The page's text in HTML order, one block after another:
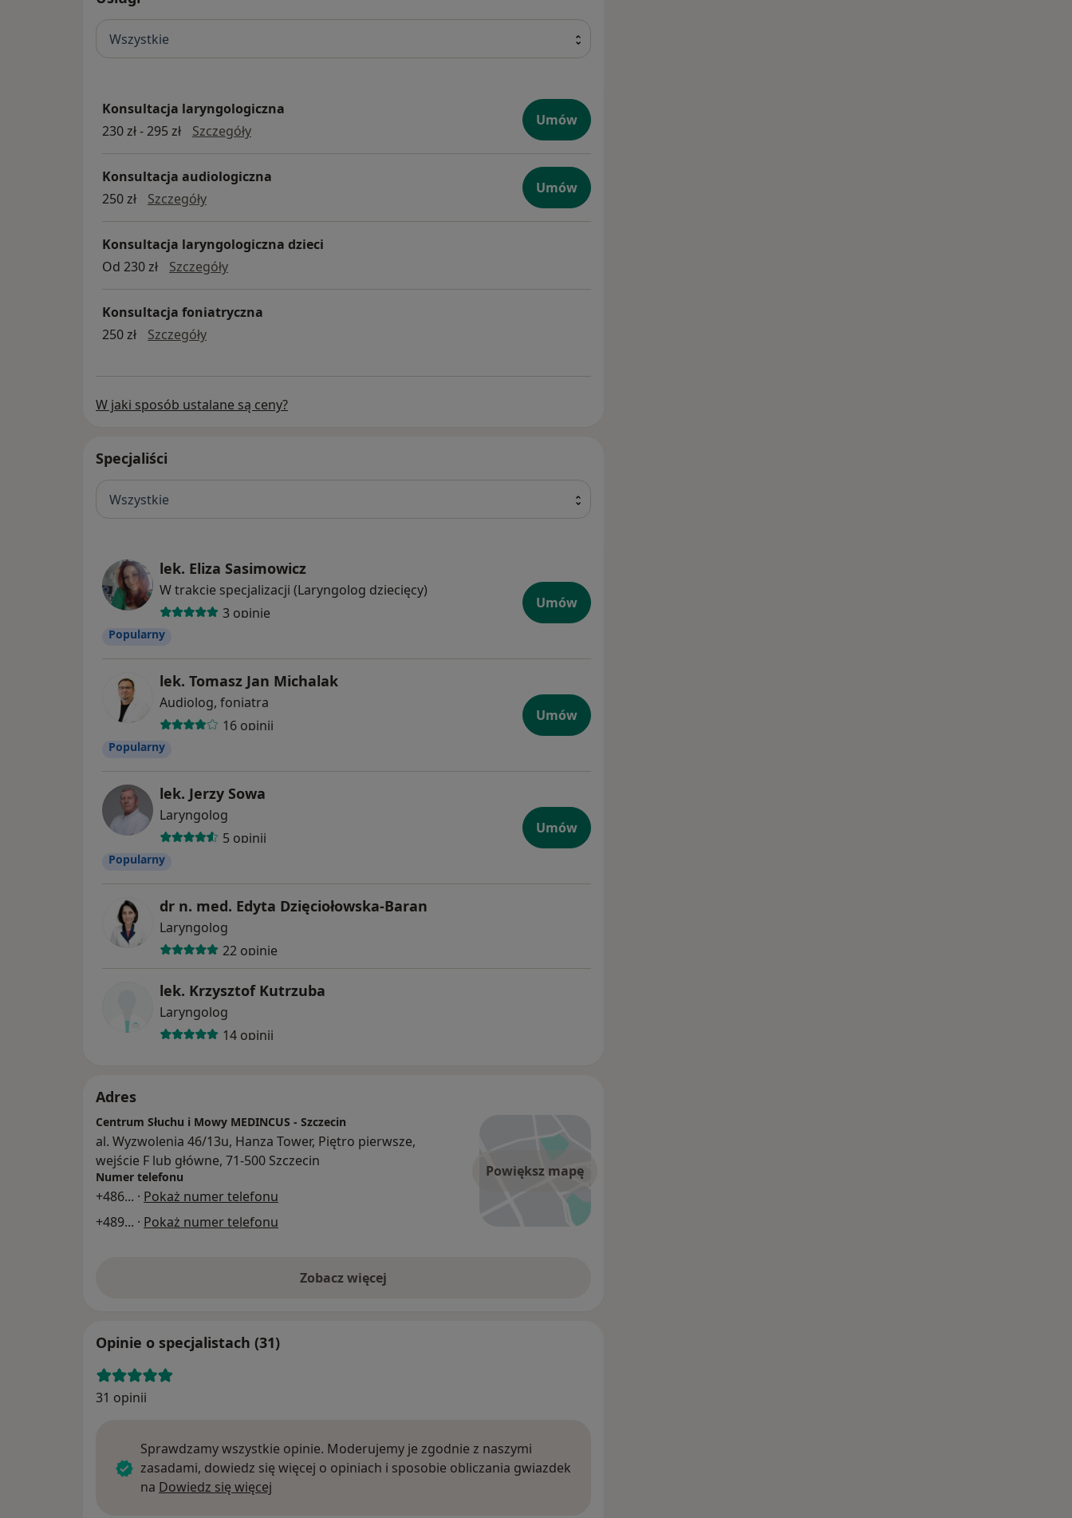
Wszystkie
Konsultacja laryngologiczna
230 zł - 295 zł
Szczegółykonsultacja laryngologiczna
Umów
Konsultacja audiologiczna
250 zł
Szczegółykonsultacja audiologiczna
Umów
Konsultacja laryngologiczna dzieci
Od 230 zł
Szczegółykonsultacja laryngologiczna dzieci
Konsultacja foniatryczna
250 zł
Szczegółykonsultacja foniatryczna
W jaki sposób ustalane są ceny?
Specjaliści
Wszystkie
lek. Eliza Sasimowicz
W trakcie specjalizacji (Laryngolog dziecięcy)
3 opinie
Popularny
Umów
lek. Tomasz Jan Michalak
Audiolog, foniatra
16 opinii
Popularny
Umów
lek. Jerzy Sowa
Laryngolog
5 opinii
Popularny
Umów
dr n. med. Edyta Dzięciołowska-Baran
Laryngolog
22 opinie
lek. Krzysztof Kutrzuba
Laryngolog
14 opinii
Adres
Powiększ mapę
Centrum Słuchu i Mowy MEDINCUS - Szczecin
al. Wyzwolenia 46/13u, Hanza Tower, Piętro pierwsze,
wejście F lub główne, 71-500 Szczecin
Numer telefonu
+486... · Pokaż numer telefonu
+489... · Pokaż numer telefonu
Zobacz więcej
Opinie o specjalistach (31)
31 opinii
Sprawdzamy wszystkie opinie. Moderujemy je zgodnie z naszymi
zasadami, dowiedz się więcej o opiniach i sposobie obliczania gwiazdek
na Dowiedz się więcej